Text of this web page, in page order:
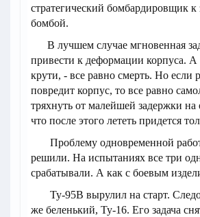
стратегический бомбардировщик к
бомбой.
В лучшем случае мгновенная
привести к деформации корпуса. А
крути, - все равно смерть. Но если
повредит корпус, то все равно
тряхнуть от малейшей задержки на
что после этого лететь придется
Проблему одновременной
решили. На испытаниях все три
срабатывали. А как с боевым
Ту-95В вырулил на старт.
же беленький, Ту-16. Его задача